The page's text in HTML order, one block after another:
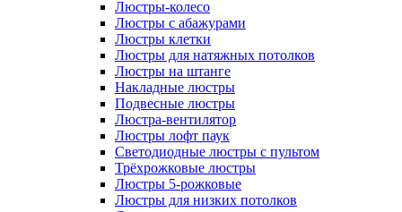
Люстры-колесо
Люстры с абажурами
Люстры клетки
Люстры для натяжных потолков
Люстры на штанге
Накладные люстры
Подвесные люстры
Люстра-вентилятор
Люстры лофт паук
Светодиодные люстры с пультом
Трёхрожковые люстры
Люстры 5-рожковые
Люстры для низких потолков